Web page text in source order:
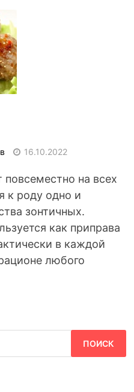
16.10.2022
на всех
к роду одно и
зонтичных.
как приправа
в каждой
любого